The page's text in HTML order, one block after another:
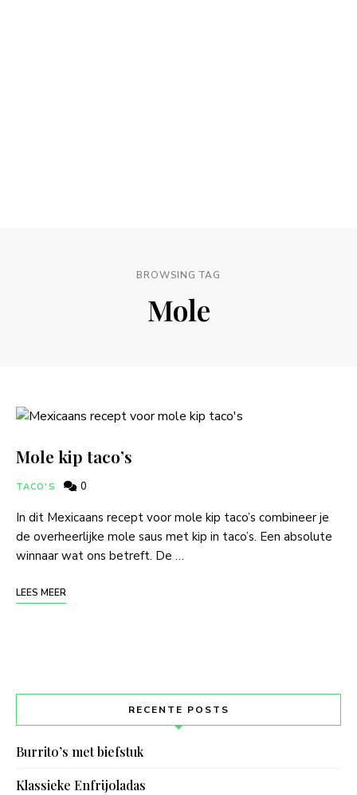
BROWSING TAG
Mole
Mole kip taco’s
TACO'S 0
In dit Mexicaans recept voor mole kip taco’s combineer je
de overheerlijke mole saus met kip in taco’s. Een absolute
winnaar wat ons betreft. De …
LEES MEER
RECENTE POSTS
Burrito’s met biefstuk
Klassieke Enfrijoladas